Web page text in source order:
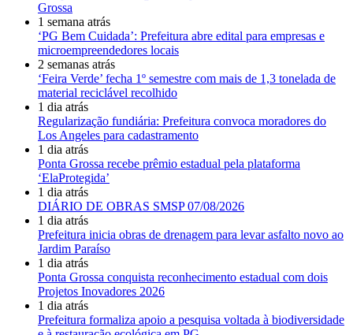
Grossa
1 semana atrás
‘PG Bem Cuidada’: Prefeitura abre edital para empresas e
microempreendedores locais
2 semanas atrás
‘Feira Verde’ fecha 1º semestre com mais de 1,3 tonelada de
material reciclável recolhido
1 dia atrás
Regularização fundiária: Prefeitura convoca moradores do
Los Angeles para cadastramento
1 dia atrás
Ponta Grossa recebe prêmio estadual pela plataforma
‘ElaProtegida’
1 dia atrás
DIÁRIO DE OBRAS SMSP 07/08/2026
1 dia atrás
Prefeitura inicia obras de drenagem para levar asfalto novo ao
Jardim Paraíso
1 dia atrás
Ponta Grossa conquista reconhecimento estadual com dois
Projetos Inovadores 2026
1 dia atrás
Prefeitura formaliza apoio a pesquisa voltada à biodiversidade